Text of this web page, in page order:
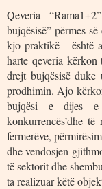
Qeveria
bujqësisë” përmes
kjo praktikë - është
harte qeveria
drejt bujqësisë duke
prodhimin. Ajo
bujqësi e dijes e
konkurrencës’dhe
fermerëve,
dhe vendosjen
të sektorit dhe
ta realizuar këtë